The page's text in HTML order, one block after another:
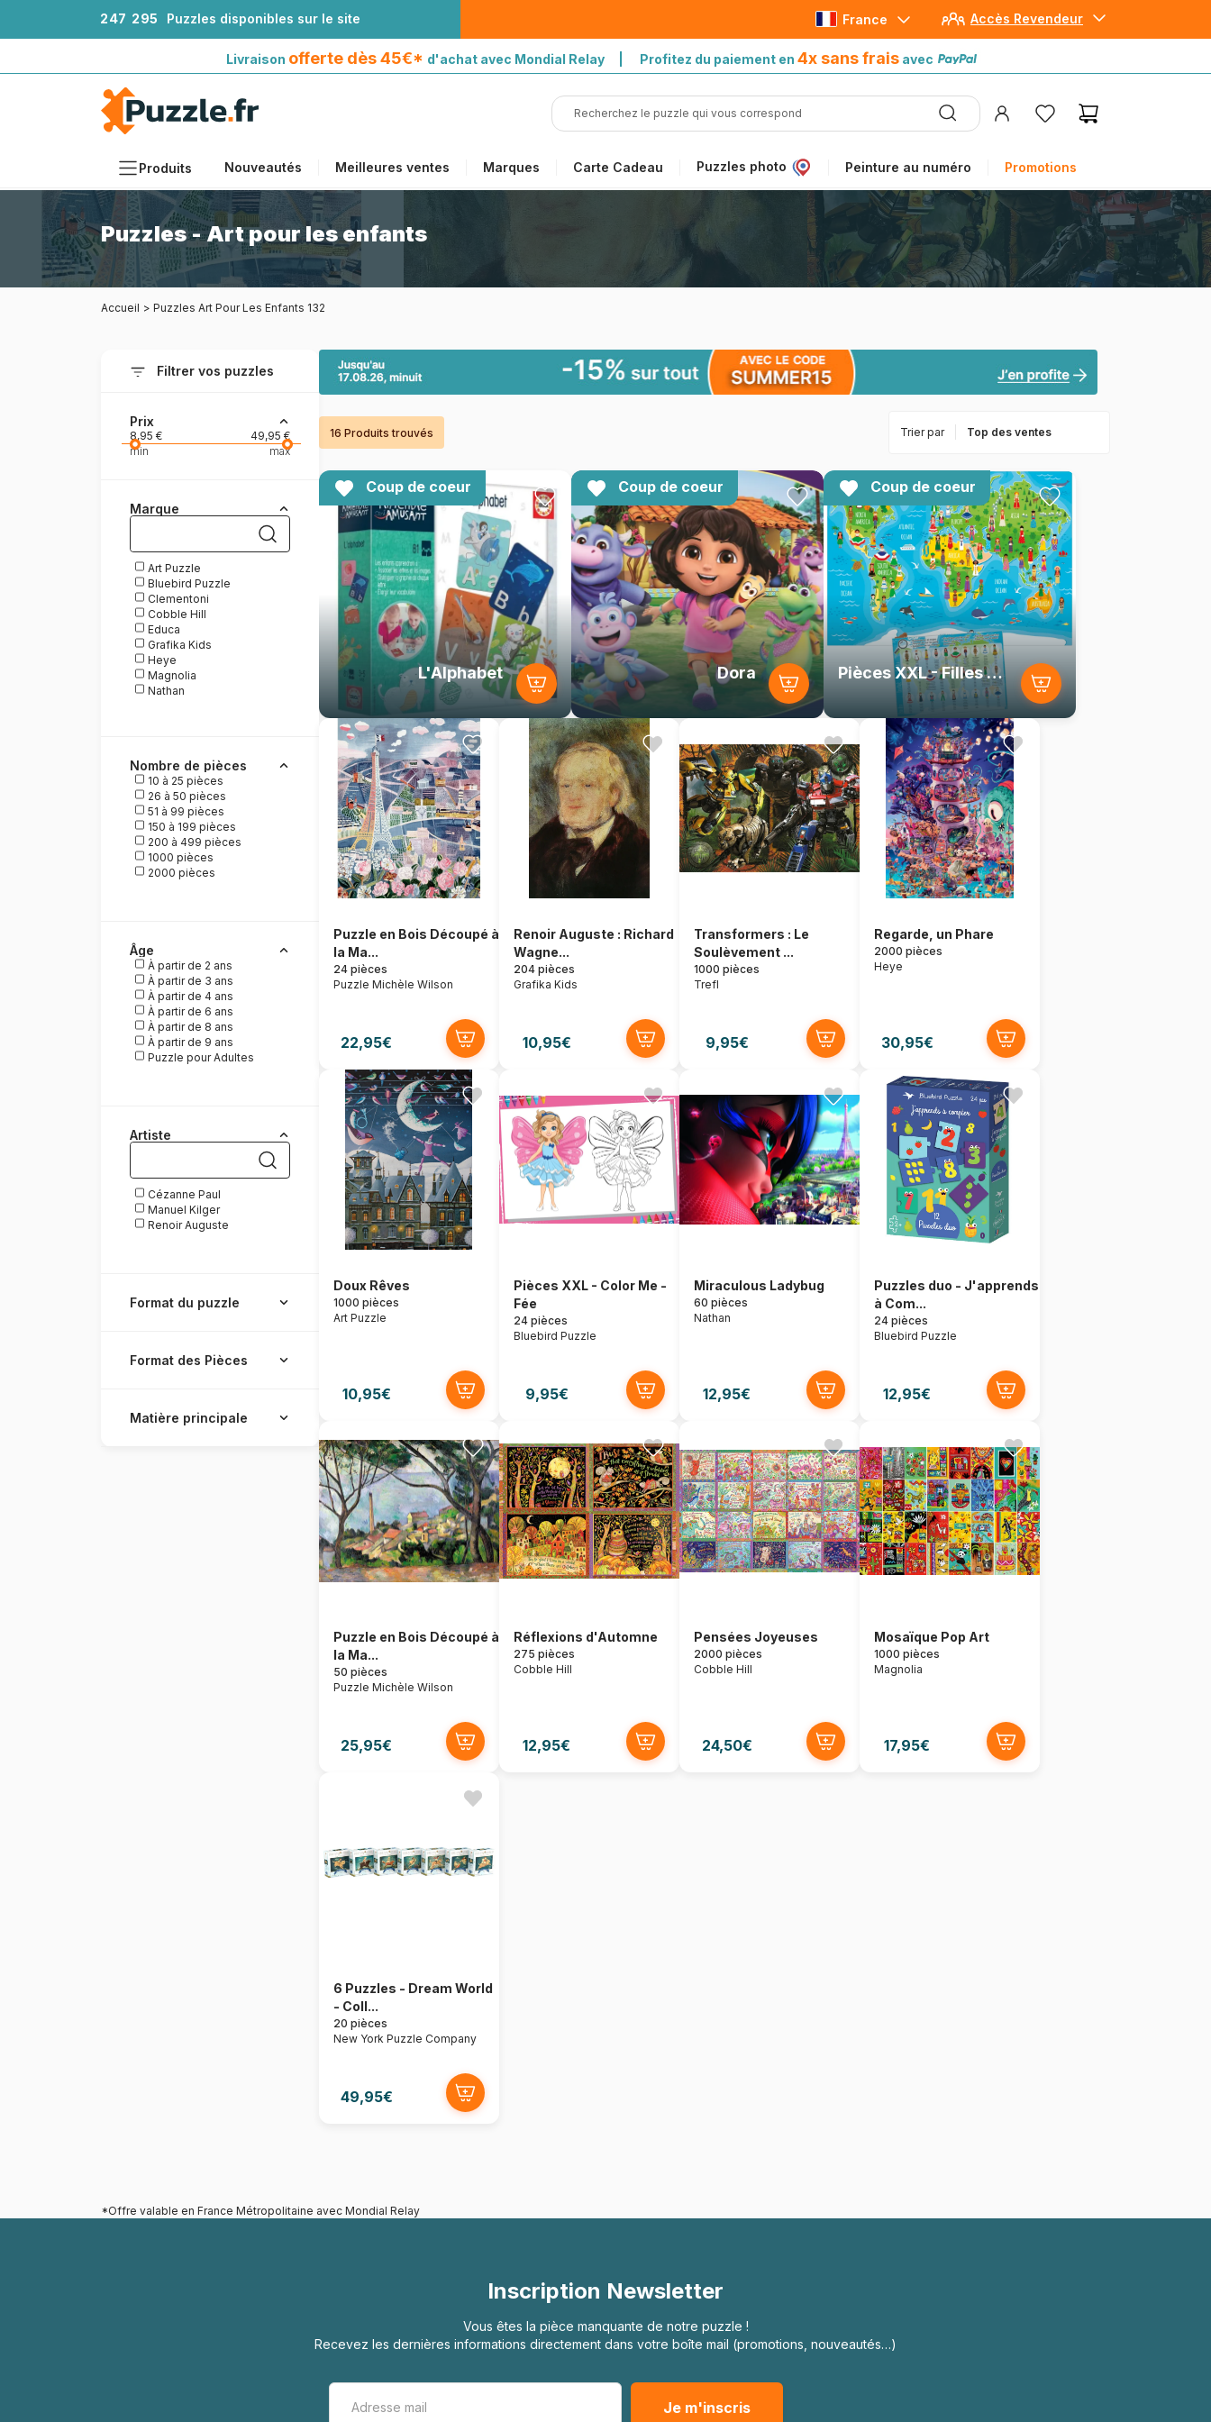
247 295 Puzzles disponibles sur le site Accès Revendeur
France
Livraison offerte dès 45€* d'achat avec Mondial Relay | Profitez du paiement en 4x sans frais avec
Produits Nouveautés Meilleures ventes Marques Carte Cadeau Puzzles photo Peinture au numéro Promotions
Thèmes
Âges
Accessoires
Peinture au numéro
avec Mondial Relay
avec Paypal
Puzzles - Art pour les enfants
Accueil > Puzzles Art Pour Les Enfants 132
16 Produits trouvés Trier par
Coup de coeur
L'Alphabet
Coup de coeur
Dora
Coup de coeur
Pièces XXL - Filles du Monde
Puzzle en Bois Découpé à
la Ma...
24 pièces
Puzzle Michèle Wilson
22,95€
Renoir Auguste : Richard
Wagne...
204 pièces
Grafika Kids
10,95€
Transformers : Le
Soulèvement ...
1000 pièces
Trefl
9,95€
Regarde, un Phare
2000 pièces
Heye
30,95€
Doux Rêves
1000 pièces
Art Puzzle
10,95€
Pièces XXL - Color Me -
Fée
24 pièces
Bluebird Puzzle
9,95€
Miraculous Ladybug
60 pièces
Nathan
12,95€
Puzzles duo - J'apprends
à Com...
24 pièces
Bluebird Puzzle
12,95€
Puzzle en Bois Découpé à
la Ma...
50 pièces
Puzzle Michèle Wilson
25,95€
Réflexions d'Automne
275 pièces
Cobble Hill
12,95€
Pensées Joyeuses
2000 pièces
Cobble Hill
24,50€
Mosaïque Pop Art
1000 pièces
Magnolia
17,95€
6 Puzzles - Dream World
- Coll...
20 pièces
New York Puzzle Company
49,95€
Filtrer vos puzzles
Prix
8,95 €
49,95 €
min
max
Marque
Art Puzzle
Bluebird Puzzle
Clementoni
Cobble Hill
Educa
Grafika Kids
Heye
Magnolia
Nathan
Nombre de pièces
10 à 25 pièces
26 à 50 pièces
51 à 99 pièces
150 à 199 pièces
200 à 499 pièces
1000 pièces
2000 pièces
Âge
À partir de 2 ans
À partir de 3 ans
À partir de 4 ans
À partir de 6 ans
À partir de 8 ans
À partir de 9 ans
Puzzle pour Adultes
Artiste
Cézanne Paul
Manuel Kilger
Renoir Auguste
Format du puzzle
Format des Pièces
Matière principale
*Offre valable en France Métropolitaine avec Mondial Relay
Inscription Newsletter
Vous êtes la pièce manquante de notre puzzle !
Recevez les dernières informations directement dans votre boîte mail (promotions, nouveautés…)